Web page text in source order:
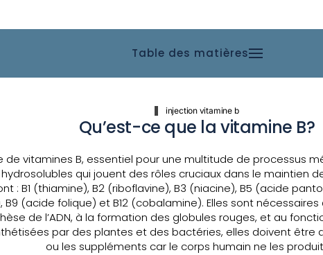
Table des matières
injection vitamine b
Qu’est-ce que la vitamine B?
de vitamines B, essentiel pour une multitude de processus
qui jouent des rôles cruciaux dans le maintien
: B1 (thiamine), B2 (riboflavine), B3 (niacine), B5 (acide
B9 (acide folique) et B12 (cobalamine). Elles sont
de l’ADN, à la formation des globules rouges, et au
par des plantes et des bactéries, elles doivent être
ou les suppléments car le corps humain ne les